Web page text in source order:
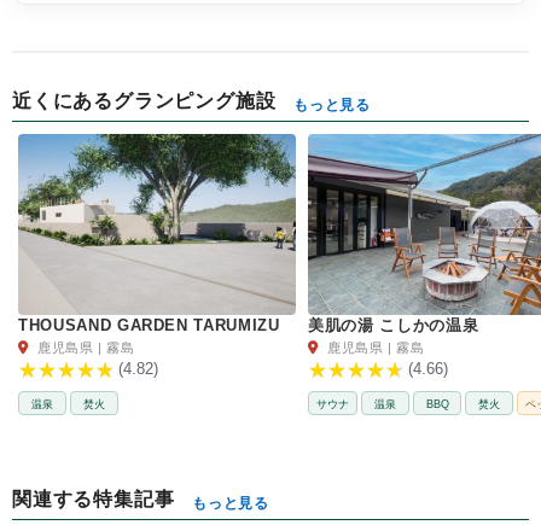
近くにあるグランピング施設 もっと見る
THOUSAND GARDEN TARUMIZU
鹿児島県 | 霧島
(4.82)
温泉 焚火
美肌の湯 こしかの温泉
鹿児島県 | 霧島
(4.66)
サウナ 温泉 BBQ 焚火 ペ
関連する特集記事 もっと見る